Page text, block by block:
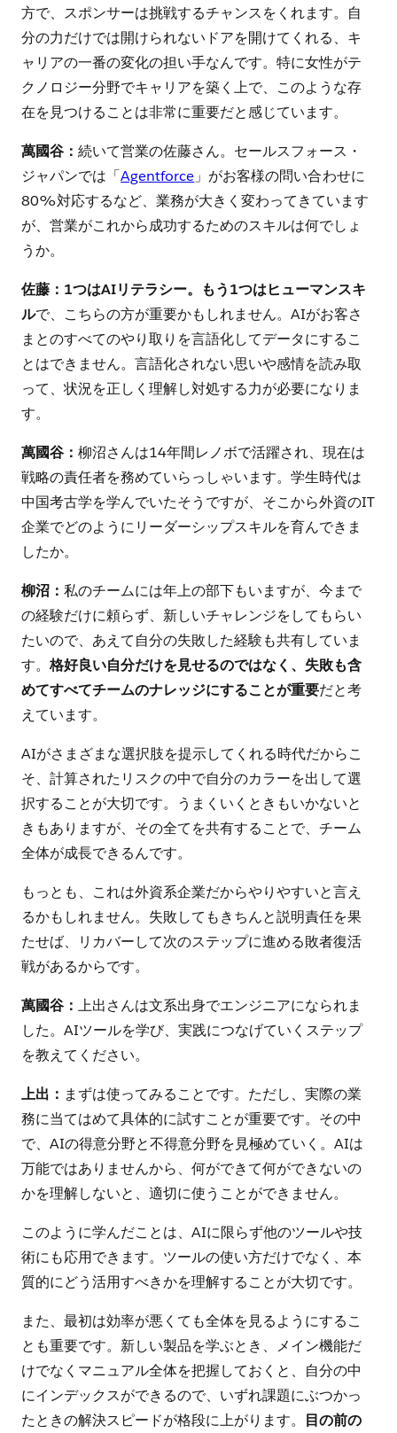
方で、スポンサーは挑戦するチャンスをくれます。自
分の力だけでは開けられないドアを開けてくれる、キ
ャリアの一番の変化の担い手なんです。特に女性がテ
クノロジー分野でキャリアを築く上で、このような存
在を見つけることは非常に重要だと感じています。
萬國谷：続いて営業の佐藤さん。セールスフォース・
ジャパンでは「Agentforce 」がお客様の問い合わせに
80%対応するなど、業務が大きく変わってきています
が、営業がこれから成功するためのスキルは何でしょ
うか。
佐藤：1つはAIリテラシー。もう1つはヒューマンスキ
ルで、こちらの方が重要かもしれません。AIがお客さ
まとのすべてのやり取りを言語化してデータにするこ
とはできません。言語化されない思いや感情を読み取
って、状況を正しく理解し対処する力が必要になりま
す。
萬國谷：柳沼さんは14年間レノボで活躍され、現在は
戦略の責任者を務めていらっしゃいます。学生時代は
中国考古学を学んでいたそうですが、そこから外資のIT
企業でどのようにリーダーシップスキルを育んできま
したか。
柳沼：私のチームには年上の部下もいますが、今まで
の経験だけに頼らず、新しいチャレンジをしてもらい
たいので、あえて自分の失敗した経験も共有していま
す。格好良い自分だけを見せるのではなく、失敗も含
めてすべてチームのナレッジにすることが重要だと考
えています。
AIがさまざまな選択肢を提示してくれる時代だからこ
そ、計算されたリスクの中で自分のカラーを出して選
択することが大切です。うまくいくときもいかないと
きもありますが、その全てを共有することで、チーム
全体が成長できるんです。
もっとも、これは外資系企業だからやりやすいと言え
るかもしれません。失敗してもきちんと説明責任を果
たせば、リカバーして次のステップに進める敗者復活
戦があるからです。
萬國谷：上出さんは文系出身でエンジニアになられま
した。AIツールを学び、実践につなげていくステップ
を教えてください。
上出： まずは使ってみることです。ただし、実際の業
務に当てはめて具体的に試すことが重要です。その中
で、AIの得意分野と不得意分野を見極めていく。AIは
万能ではありませんから、何ができて何ができないの
かを理解しないと、適切に使うことができません。
このように学んだことは、AIに限らず他のツールや技
術にも応用できます。ツールの使い方だけでなく、本
質的にどう活用すべきかを理解することが大切です。
また、最初は効率が悪くても全体を見るようにするこ
とも重要です。新しい製品を学ぶとき、メイン機能だ
けでなくマニュアル全体を把握しておくと、自分の中
にインデックスができるので、いずれ課題にぶつかっ
たときの解決スピードが格段に上がります。 目の前の